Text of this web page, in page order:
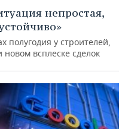
непростая,
полугодия у строителей,
всплеске сделок